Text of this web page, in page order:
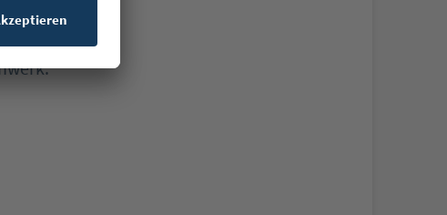
die
der